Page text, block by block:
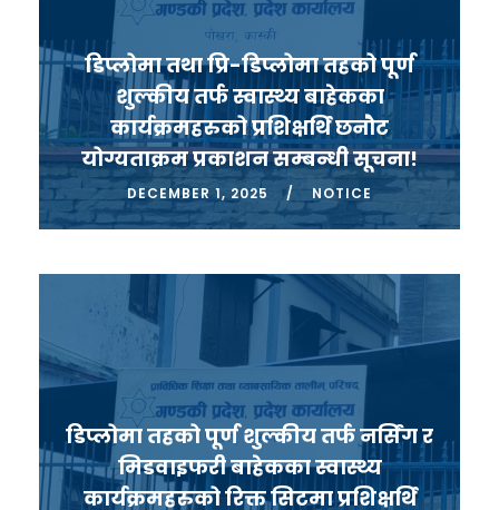
डिप्लोमा तथा प्रि-डिप्लोमा तहको पूर्ण
शुल्कीय तर्फ स्वास्थ्य बाहेकका
कार्यक्रमहरुको प्रशिक्षर्थि छनौट
योग्यताक्रम प्रकाशन सम्बन्धी सूचना!
DECEMBER 1, 2025 NOTICE
डिप्लोमा तहको पूर्ण शुल्कीय तर्फ नर्सिंग र
मिडवाइफरी बाहेकका स्वास्थ्य
कार्यक्रमहरुको रिक्त सिटमा प्रशिक्षर्थि